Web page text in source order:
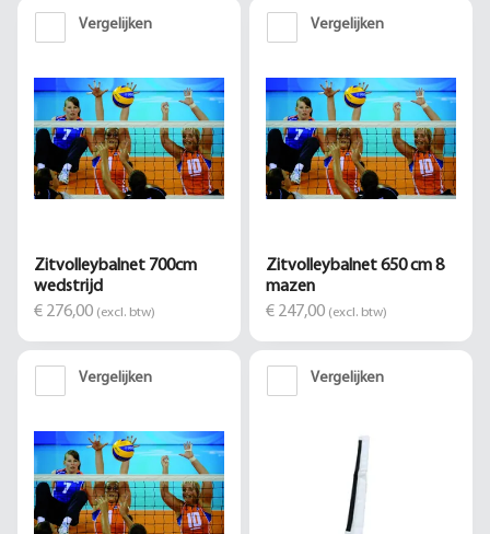
Vergelijken
Zitvolleybalnet 700cm
wedstrijd
€ 276,00 (excl. btw)
Vergelijken
Zitvolleybalnet 650 cm 8
mazen
€ 247,00 (excl. btw)
Vergelijken Vergelijken